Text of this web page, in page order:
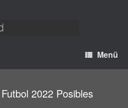
Menü
2022 Posibles